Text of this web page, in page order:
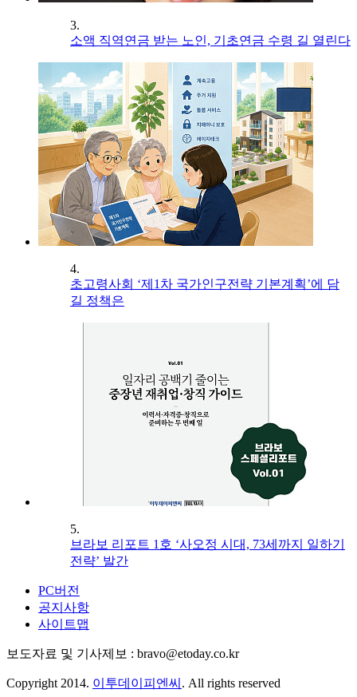
3.
소액 직역연금 받는 노인, 기초연금 수령 길 열린다
4.
초고령사회 ‘제1차 국가인구전략 기본계획’에 담
길 정책은
5.
브라보 리포트 1호 ‘사오정 시대, 73세까지 일하기
전략’ 발간
PC버전
공지사항
사이트맵
보도자료 및 기사제보 : bravo@etoday.co.kr
Copyright 2014. 이투데이피엔씨 . All rights reserved